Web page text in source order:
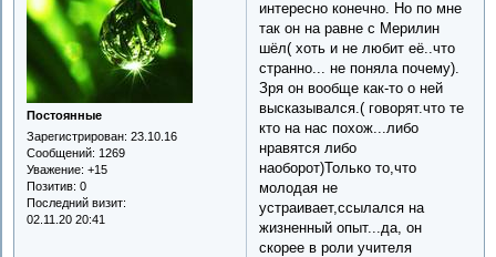
Постоянные
Зарегистрирован: 23.10.16
Сообщений: 1269
Уважение: +15
Позитив: 0
Последний визит:
02.11.20 20:41
интересно конечно. Но по мне
так он на равне с Мерилин
шёл( хоть и не любит её..что
странно... не поняла почему).
Зря он вообще как-то о ней
высказывался.( говорят.что те
кто на нас похож...либо
нравятся либо
наоборот)Только то,что
молодая не
устраивает,ссылался на
жизненный опыт...да, он
скорее в роли учителя